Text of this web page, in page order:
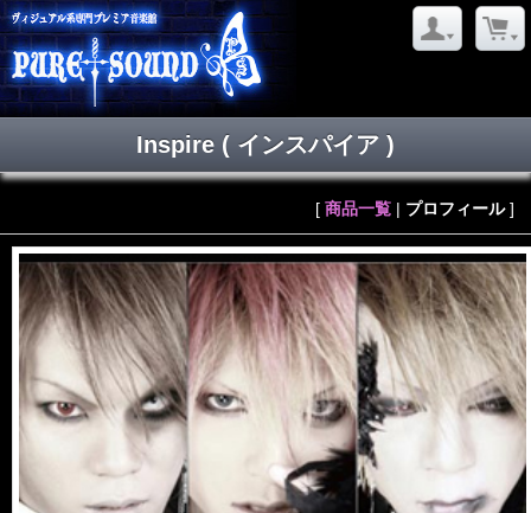
Inspire ( インスパイア )
[ 商品一覧 | プロフィール]